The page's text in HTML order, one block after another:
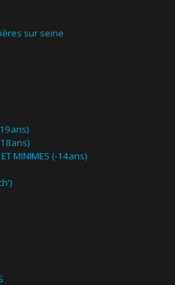
sur seine
19ans)
MINIMES (-14ans)